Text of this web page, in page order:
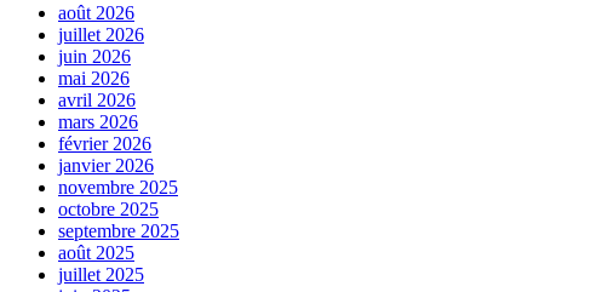
août 2026
juillet 2026
juin 2026
mai 2026
avril 2026
mars 2026
février 2026
janvier 2026
novembre 2025
octobre 2025
septembre 2025
août 2025
juillet 2025